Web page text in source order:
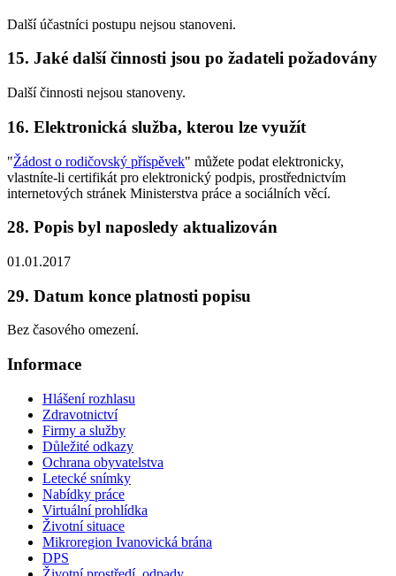
Další účastníci postupu nejsou stanoveni.
15. Jaké další činnosti jsou po žadateli požadovány
Další činnosti nejsou stanoveny.
16. Elektronická služba, kterou lze využít
"Žádost o rodičovský příspěvek" můžete podat elektronicky,
vlastníte-li certifikát pro elektronický podpis, prostřednictvím
internetových stránek Ministerstva práce a sociálních věcí.
28. Popis byl naposledy aktualizován
01.01.2017
29. Datum konce platnosti popisu
Bez časového omezení.
Informace
Hlášení rozhlasu
Zdravotnictví
Firmy a služby
Důležité odkazy
Ochrana obyvatelstva
Letecké snímky
Nabídky práce
Virtuální prohlídka
Životní situace
Mikroregion Ivanovická brána
DPS